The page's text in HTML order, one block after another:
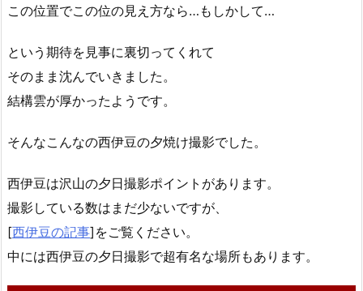
この位置でこの位の見え方なら…もしかして…
という期待を見事に裏切ってくれて
そのまま沈んでいきました。
結構雲が厚かったようです。
そんなこんなの西伊豆の夕焼け撮影でした。
西伊豆は沢山の夕日撮影ポイントがあります。
撮影している数はまだ少ないですが、
[西伊豆の記事]をご覧ください。
中には西伊豆の夕日撮影で超有名な場所もあります。